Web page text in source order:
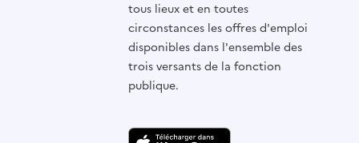
tous lieux et en toutes
circonstances les offres d'emploi
disponibles dans l'ensemble des
trois versants de la fonction
publique.